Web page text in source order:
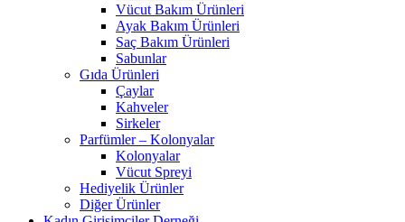
Vücut Bakım Ürünleri
Ayak Bakım Ürünleri
Saç Bakım Ürünleri
Sabunlar
Gıda Ürünleri
Çaylar
Kahveler
Sirkeler
Parfümler – Kolonyalar
Kolonyalar
Vücut Spreyi
Hediyelik Ürünler
Diğer Ürünler